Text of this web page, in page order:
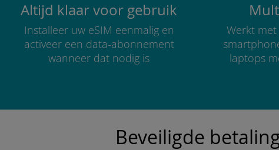
Altijd klaar voor gebruik
Installeer uw eSIM eenmalig en
activeer een data-abonnement
wanneer dat nodig is
Werkt
laptops
Beveiligde